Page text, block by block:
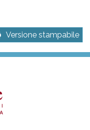
Versione stampabile